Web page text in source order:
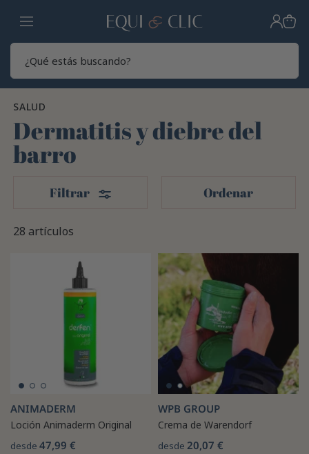
Hogar
SALUD
Dermatitis y diebre del
barro
28 artículos
Filtrar Filtros Ordenar
ANIMADERM
Loción Animaderm Original
desde 47,99 €
WPB GROUP
Crema de Warendorf
desde 20,07 €